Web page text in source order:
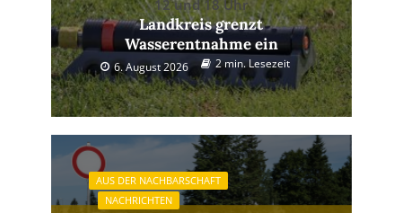
12 und 18 Uhr
Landkreis grenzt
Wasserentnahme ein
6. August 2026 2 min. Lesezeit
AUS DER NACHBARSCHAFT
NACHRICHTEN